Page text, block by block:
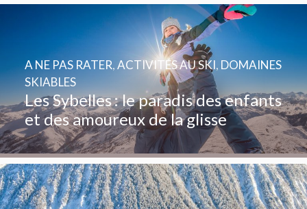
Les Sybelles : le paradis des enfants
et des amoureux de la glisse
A NE PAS RATER,ACTIVITÉS AU SKI, DOMAINES
SKIABLES